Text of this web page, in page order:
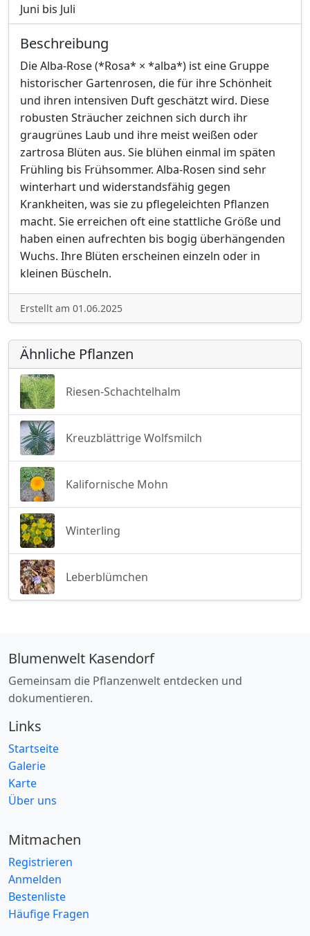
Juni bis Juli
Beschreibung
Die Alba-Rose (*Rosa* × *alba*) ist eine Gruppe
historischer Gartenrosen, die für ihre Schönheit
und ihren intensiven Duft geschätzt wird. Diese
robusten Sträucher zeichnen sich durch ihr
graugrünes Laub und ihre meist weißen oder
zartrosa Blüten aus. Sie blühen einmal im späten
Frühling bis Frühsommer. Alba-Rosen sind sehr
winterhart und widerstandsfähig gegen
Krankheiten, was sie zu pflegeleichten Pflanzen
macht. Sie erreichen oft eine stattliche Größe und
haben einen aufrechten bis bogig überhängenden
Wuchs. Ihre Blüten erscheinen einzeln oder in
kleinen Büscheln.
Erstellt am 01.06.2025
Ähnliche Pflanzen
Riesen-Schachtelhalm
Kreuzblättrige Wolfsmilch
Kalifornische Mohn
Winterling
Leberblümchen
Blumenwelt Kasendorf
Gemeinsam die Pflanzenwelt entdecken und
dokumentieren.
Links
Startseite
Galerie
Karte
Über uns
Mitmachen
Registrieren
Anmelden
Bestenliste
Häufige Fragen